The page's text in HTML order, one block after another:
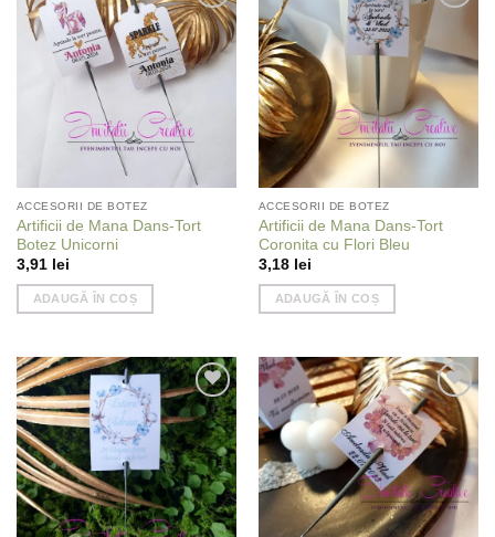
Add to
wishlist
ACCESORII DE BOTEZ
Artificii de Mana Dans-Tort
Botez Unicorni
3,91 lei
ADAUGĂ ÎN COȘ
Add to
wishlist
ACCESORII DE BOTEZ
Artificii de Mana Dans-Tort
Coronita cu Flori Bleu
3,18 lei
ADAUGĂ ÎN COȘ
Add to
wishlist
Add to
wishlist